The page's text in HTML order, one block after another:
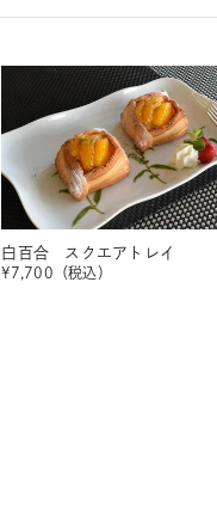
白百合 スクエアトレイ
¥7,700 （税込）